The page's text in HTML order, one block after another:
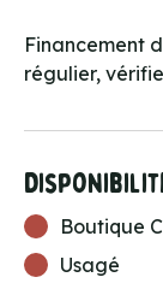
Financement
régulier,
Boutique
Usagé